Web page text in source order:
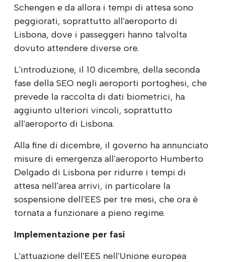
Schengen e da allora i tempi di attesa sono
peggiorati, soprattutto all'aeroporto di
Lisbona, dove i passeggeri hanno talvolta
dovuto attendere diverse ore.
L'introduzione, il 10 dicembre, della seconda
fase della SEO negli aeroporti portoghesi, che
prevede la raccolta di dati biometrici, ha
aggiunto ulteriori vincoli, soprattutto
all'aeroporto di Lisbona.
Alla fine di dicembre, il governo ha annunciato
misure di emergenza all'aeroporto Humberto
Delgado di Lisbona per ridurre i tempi di
attesa nell'area arrivi, in particolare la
sospensione dell'EES per tre mesi, che ora è
tornata a funzionare a pieno regime.
Implementazione per fasi
L'attuazione dell'EES nell'Unione europea